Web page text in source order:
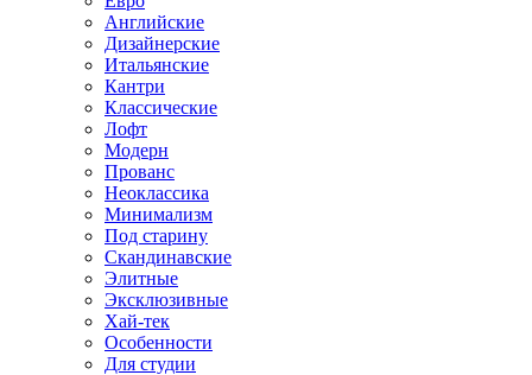
Английские
Дизайнерские
Итальянские
Кантри
Классические
Лофт
Модерн
Прованс
Неоклассика
Минимализм
Под старину
Скандинавские
Элитные
Эксклюзивные
Хай-тек
Особенности
Для студии